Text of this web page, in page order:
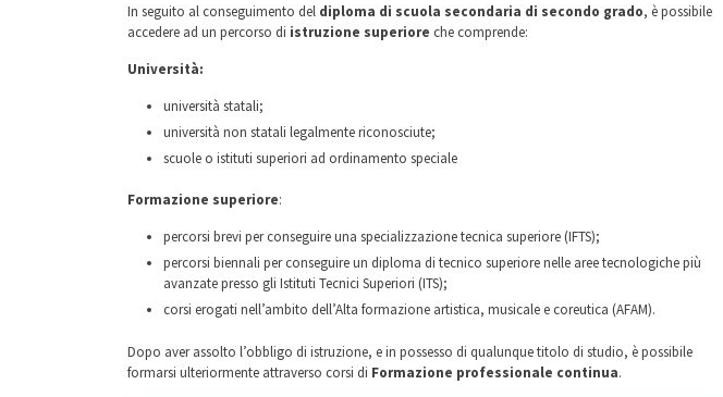
In seguito al conseguimento del diploma di scuola secondaria di secondo grado, è possibile
accedere ad un percorso di istruzione superiore che comprende:
Università:
università statali;
università non statali legalmente riconosciute;
scuole o istituti superiori ad ordinamento speciale
Formazione superiore:
percorsi brevi per conseguire una specializzazione tecnica superiore (IFTS);
percorsi biennali per conseguire un diploma di tecnico superiore nelle aree tecnologiche più
avanzate presso gli Istituti Tecnici Superiori (ITS);
corsi erogati nell’ambito dell’Alta formazione artistica, musicale e coreutica (AFAM).
Dopo aver assolto l’obbligo di istruzione, e in possesso di qualunque titolo di studio, è possibile
formarsi ulteriormente attraverso corsi di Formazione professionale continua.